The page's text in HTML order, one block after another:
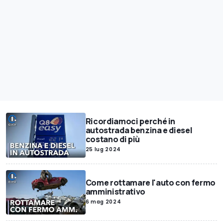
Ricordiamoci perché in
autostrada benzina e diesel
costano di più
25 lug 2024
Come rottamare l'auto con fermo
amministrativo
6 mag 2024